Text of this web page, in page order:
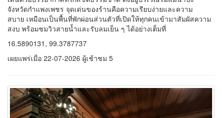
พิพิธภัณฑ์เมืองเฉลิมพระเกียรติ จังหวัดตาก
พิพิธภัณฑ์เมืองเฉลิมพระเกียรติ จังหวัดตาก